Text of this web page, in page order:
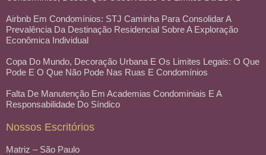
Airbnb Em Condomínios: STJ Caminha Para Consolidar A
Prevalência Da Destinação Residencial Sobre A Exploração
Econômica Individual
Copa Do Mundo, Decoração Urbana E Os Limites Legais: O Que
Pode E O Que Não Pode Nas Ruas E Condomínios
Falta De Manutenção Em Academias Condominiais E A
Responsabilidade Do Síndico
Nossos Escritórios
Matriz – São Paulo